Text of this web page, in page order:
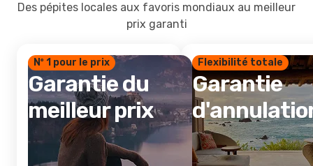
Des pépites locales aux favoris mondiaux au meilleur
prix garanti
Nº 1 pour le prix
Garantie du
meilleur prix
Flexibilité totale
Garantie